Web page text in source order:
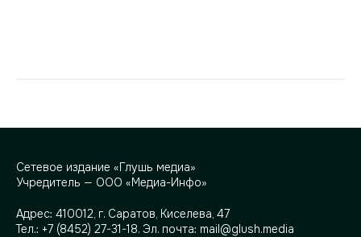
Сетевое издание «Глушь медиа»
Учредитель — ООО «Медиа-Инфо»
Адрес: 410012, г. Саратов, Киселева, 47
Тел.: +7 (8452) 27-31-18. Эл. почта: mail@glush.media